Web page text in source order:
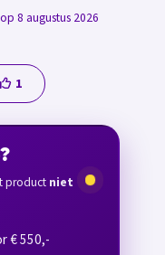
8 augustus 2026
1
product niet
€ 550,-